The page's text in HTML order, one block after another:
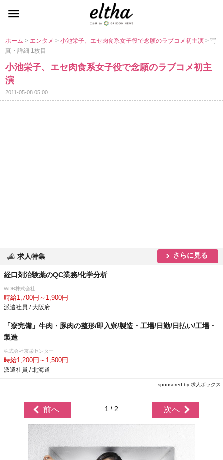
ホーム> エンタメ>小池栄子、エセ肉食系女子役で念願のラブコメ初主演> 写
真・詳細 1枚目
小池栄子、エセ肉食系女子役で念願のラブコメ初主
演
2011-05-08 05:00
求人特集 さらに見る
経口剤治験薬のQC業務/化学分析
WDB株式会社
時給1,700円～1,900円
派遣社員 / 大阪府
「寮完備」牛肉・豚肉の整形/即入寮/製造・工場/日勤/日払い/工場・
製造
株式会社京栄センター
時給1,200円～1,500円
派遣社員 / 北海道
sponsored by 求人ボックス
前へ 1 / 2 次へ